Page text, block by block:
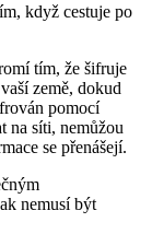
když cestuje po
tím, že šifruje
země, dokud
pomocí
na síti, nemůžou
se přenášejí.
nemusí být